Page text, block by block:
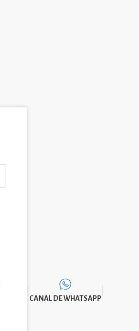
CANAL DE WHATSAPP